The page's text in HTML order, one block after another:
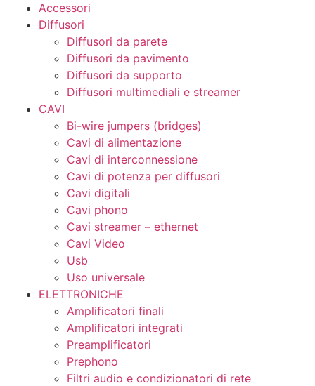
Accessori
Diffusori
Diffusori da parete
Diffusori da pavimento
Diffusori da supporto
Diffusori multimediali e streamer
CAVI
Bi-wire jumpers (bridges)
Cavi di alimentazione
Cavi di interconnessione
Cavi di potenza per diffusori
Cavi digitali
Cavi phono
Cavi streamer – ethernet
Cavi Video
Usb
Uso universale
ELETTRONICHE
Amplificatori finali
Amplificatori integrati
Preamplificatori
Prephono
Filtri audio e condizionatori di rete